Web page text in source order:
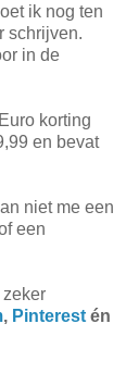
ik nog ten
schrijven.
in de
korting
en bevat
niet me een
een
, Pinterestén